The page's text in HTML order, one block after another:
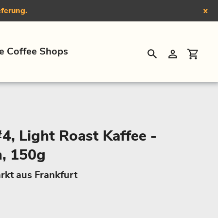
x
Coffee Shops
SuchenEinloggen
Light Roast Kaffee -
150g
aus Frankfurt